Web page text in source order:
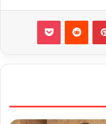
بينتيريست